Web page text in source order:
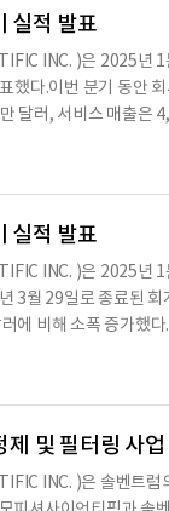
리더십 경력을 고려
의 365%를 두 배
년 5월 21일에 클리
수 이상일 경우
연간 보상의 일부가
실적 발표
INC. )은 2025년
했다.이번 분기 동안
달러, 서비스 매출은
다.회사는 2025년 1
회사는 1억 4,030만
달러의 운영 현금 흐
백만 달러의 순 자금
이다.회사는 앞으로
이용하여 요약한 내
컨텐츠 원문을 필히 필
실적 발표
INC. )은 2025년
3월 29일로 종료된
에 비해 소폭 증가했
했다.이 기간 동안
처리, 인공지능 및
입하여 염증 및 면역
수하기로 합의했으
제 환경 속에서도 매
및 필터링 사
INC. )은 솔벤트럼